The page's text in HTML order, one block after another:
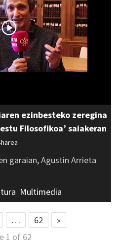
ezinbesteko zeregina
Filosofikoa’ saiakeran
garaian, Agustin Arrieta
Multimedia
… 62
»
1 of 62